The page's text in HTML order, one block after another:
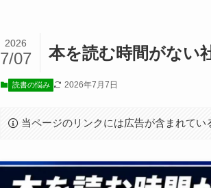
本を読む時間がない
2026
7/07
読書の悩み 2026年7月7日
当ページのリンクには広告が含まれてい